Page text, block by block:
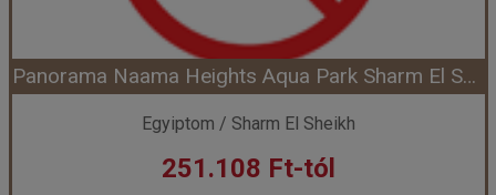
Időpont: 2026-09-13 | 7 éj
már 248.752 Ft-tól
Panorama Naama Heights Aqua Park Sharm El Sheikh ****
Egyiptom / Sharm El Sheikh
251.108 Ft-tól